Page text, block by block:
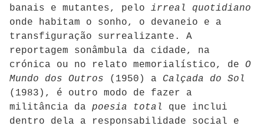
banais e mutantes, pelo irreal quotidiano
onde habitam o sonho, o devaneio e a
transfiguração surrealizante. A
reportagem sonâmbula da cidade, na
crónica ou no relato memorialístico, de O
Mundo dos Outros (1950) a Calçada do Sol
(1983), é outro modo de fazer a
militância da poesia total
que inclui
dentro dela a responsabilidade social e